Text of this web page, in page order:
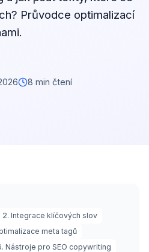
Průvodce optimalizací
8 min čtení
2. Integrace klíčových slov
meta tagů
Nástroje pro SEO copywriting